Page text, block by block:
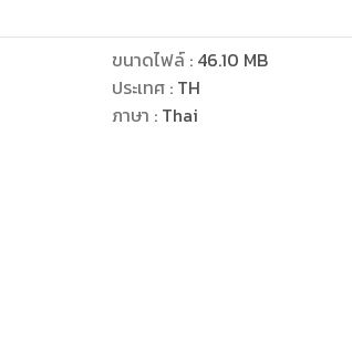
ขนาดไฟล์: 46.10 MB
ประเทศ : TH
ภาษา : Thai